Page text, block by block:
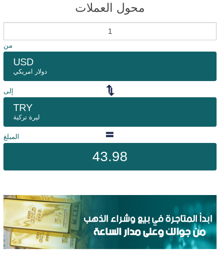
محول العملات
من
USD
دولار امريكي
إلى
TRY
ليرة تركية
المبلغ
43.98